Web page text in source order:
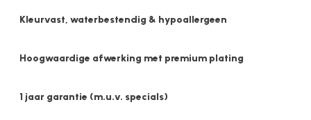
Kleurvast, waterbestendig & hypoallergeen
Hoogwaardige afwerking met premium plating
1 jaar garantie (m.u.v. specials)